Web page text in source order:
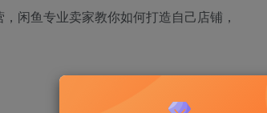
闲鱼专业卖家教你如何打造自己店铺，